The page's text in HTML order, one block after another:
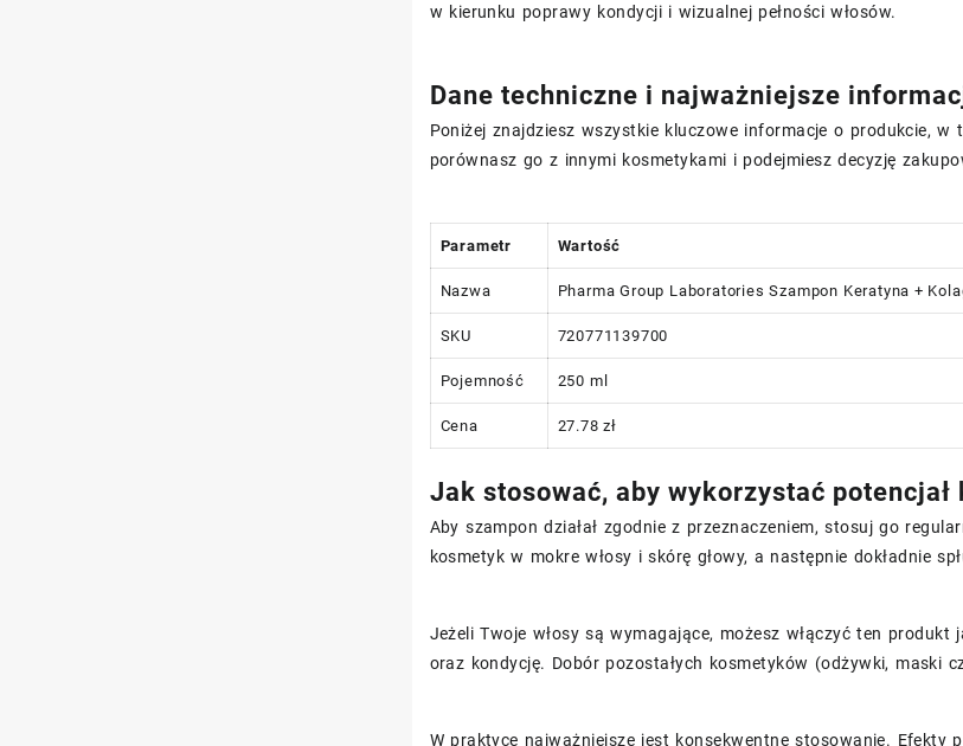
w kierunku poprawy kondycji i wizualnej pełności włosów.
Dane techniczne i najważniejsze
Poniżej znajdziesz wszystkie kluczowe informacje o produkcie,
porównasz go z innymi kosmetykami i podejmiesz decyzję
Parametr Wartość
Nazwa Pharma Group Laboratories Szampon Keratyna +
SKU 720771139700
Pojemność 250 ml
Cena 27.78 zł
Jak stosować, aby wykorzystać
Aby szampon działał zgodnie z przeznaczeniem, stosuj go
kosmetyk w mokre włosy i skórę głowy, a następnie dokładnie
Jeżeli Twoje włosy są wymagające, możesz włączyć ten
oraz kondycję. Dobór pozostałych kosmetyków (odżywki, maski
W praktyce najważniejsze jest konsekwentne stosowanie. Efekty